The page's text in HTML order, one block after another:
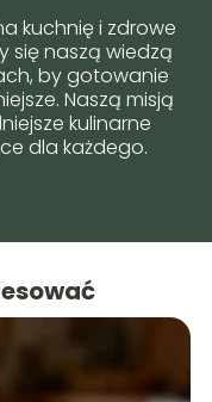
kuchnię i zdrowe
się naszą wiedzą
by gotowanie
Naszą misją
kulinarne
dla każdego.